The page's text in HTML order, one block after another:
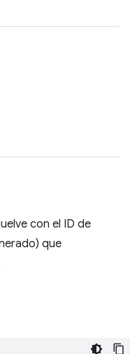
con el ID de
que